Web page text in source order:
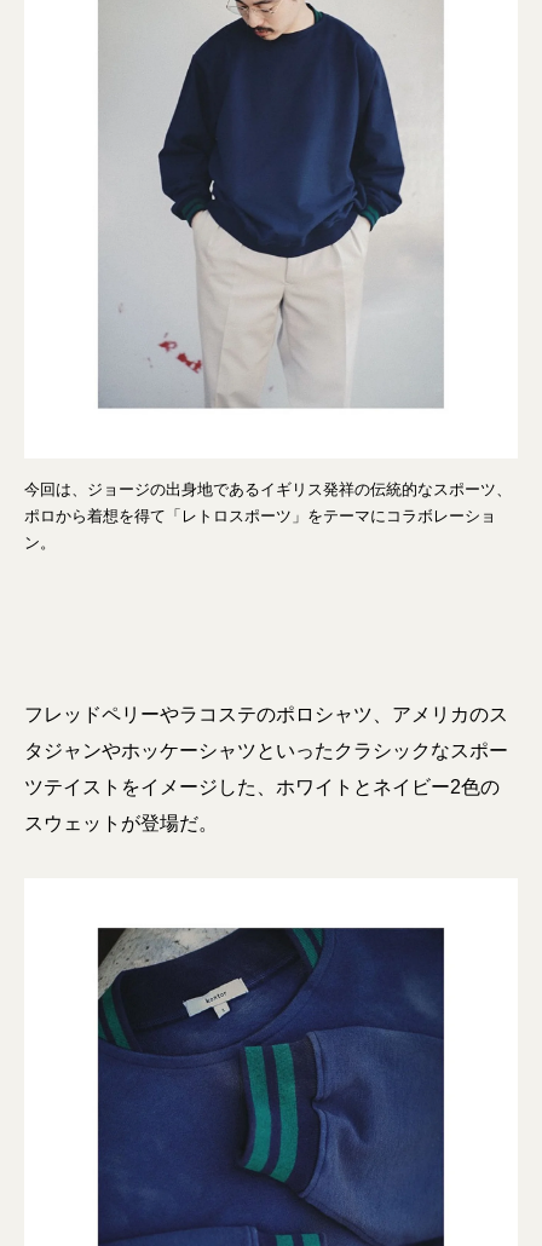
今回は、ジョージの出身地であるイギリス発祥の伝統的なスポーツ、
ポロから着想を得て「レトロスポーツ」をテーマにコラボレーショ
ン。
フレッドペリーやラコステのポロシャツ、アメリカのス
タジャンやホッケーシャツといったクラシックなスポー
ツテイストをイメージした、ホワイトとネイビー2色の
スウェットが登場だ。